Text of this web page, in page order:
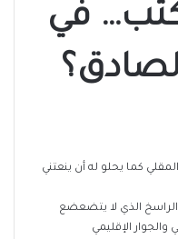
في
كما يحلو له أن ينعتني
الراسخ الذي لا يتضعضع
والجوار الإقليمي